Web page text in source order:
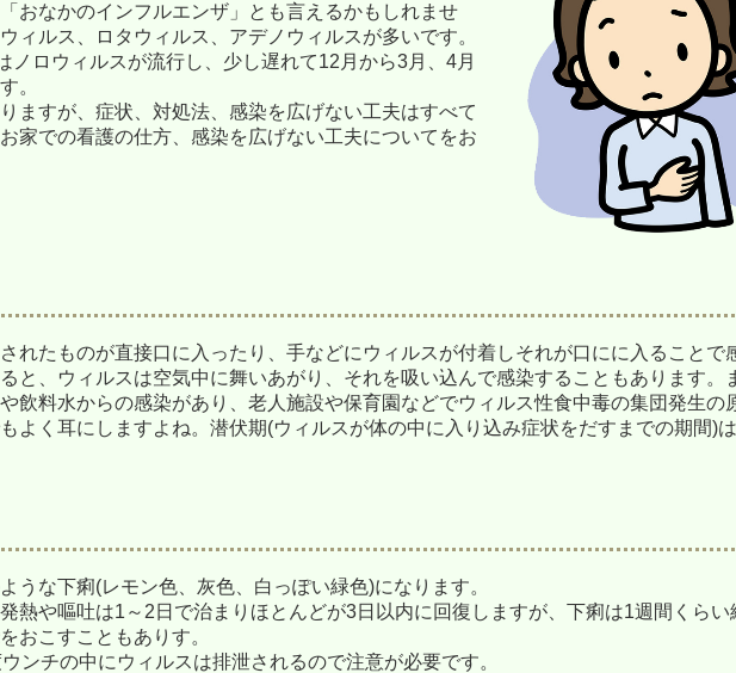
おなかのインフルエンザ」とも言えるかもしれませ
ィルス、ロタウィルス、アデノウィルスが多いです。
ノロウィルスが流行し、少し遅れて12月から3月、4月
。
ますが、症状、対処法、感染を広げない工夫はすべて
家での看護の仕方、感染を広げない工夫についてをお
れたものが直接口に入ったり、手などにウィルスが付着しそれが口にに入ることで
と、ウィルスは空気中に舞いあがり、それを吸い込んで感染することもあります。
飲料水からの感染があり、老人施設や保育園などでウィルス性食中毒の集団発生の
よく耳にしますよね。潜伏期(ウィルスが体の中に入り込み症状をだすまでの期間)
うな下痢(レモン色、灰色、白っぽい緑色)になります。
熱や嘔吐は1～2日で治まりほとんどが3日以内に回復しますが、下痢は1週間くらい
おこすこともありす。
ンチの中にウィルスは排泄されるので注意が必要です。